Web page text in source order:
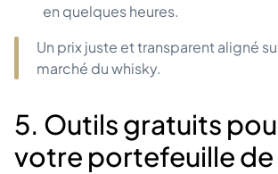
en quelques heures.
Un prix juste et transparent aligné
marché du whisky.
5. Outils gratuits
votre portefeuille de